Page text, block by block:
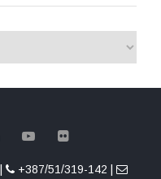
+387/51/319-142 |